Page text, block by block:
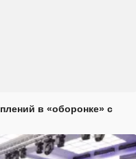
в «оборонке» с